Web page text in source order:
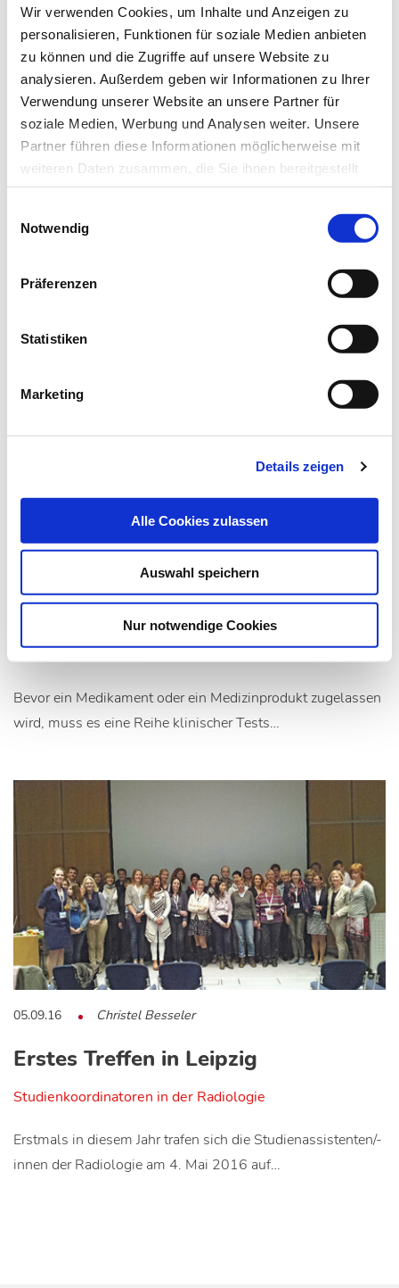
Wir verwenden Cookies, um Inhalte und Anzeigen zu
personalisieren, Funktionen für soziale Medien anbieten
zu können und die Zugriffe auf unsere Website zu
analysieren. Außerdem geben wir Informationen zu Ihrer
Verwendung unserer Website an unsere Partner für
soziale Medien, Werbung und Analysen weiter. Unsere
Partner führen diese Informationen möglicherweise mit
weiteren Daten zusammen, die Sie ihnen bereitgestellt
haben oder die sie im Rahmen Ihrer Nutzung der Dienste
Notwendig
Präferenzen
Statistiken
Marketing
Details zeigen
Alle Cookies zulassen
Auswahl speichern
Nur notwendige Cookies
E-Mail-Adresse
Ich habe die Hinweise zumDatenschutzgelesen.*
Newsletter abonnieren
* Pflichtfeld
Als MTA in die Forschung
Bevor ein Medikament oder ein Medizinprodukt zugelassen
wird, muss es eine Reihe klinischer Tests…
05.09.16 Christel Besseler
Erstes Treffen in Leipzig
Studienkoordinatoren in der Radiologie
Erstmals in diesem Jahr trafen sich die Studienassistenten/-
innen der Radiologie am 4. Mai 2016 auf…